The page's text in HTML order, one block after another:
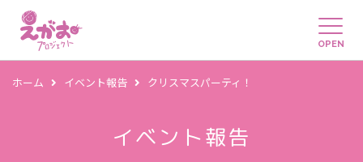
OPEN
ホーム イベント報告 クリスマスパーティ！
イベント報告